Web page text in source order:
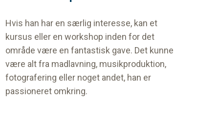
Hvis han har en særlig interesse, kan et
kursus eller en workshop inden for det
område være en fantastisk gave. Det kunne
være alt fra madlavning, musikproduktion,
fotografering eller noget andet, han er
passioneret omkring.